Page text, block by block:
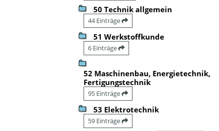
50 Technik allgemein
44 Einträge
51 Werkstoffkunde
6 Einträge
52 Maschinenbau, Energietechnik,
Fertigungstechnik
95 Einträge
53 Elektrotechnik
59 Einträge